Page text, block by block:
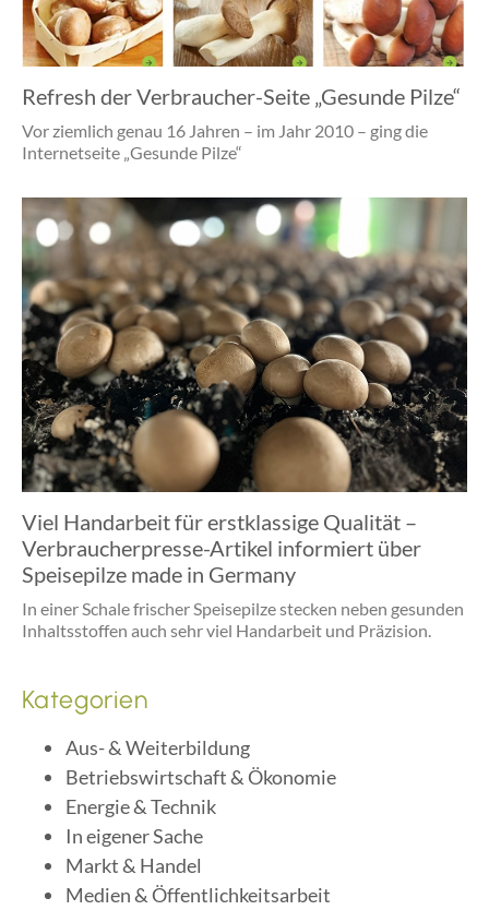
Refresh der Verbraucher-Seite „Gesunde Pilze“
Vor ziemlich genau 16 Jahren – im Jahr 2010 – ging die
Internetseite „Gesunde Pilze“
Viel Handarbeit für erstklassige Qualität –
Verbraucherpresse-Artikel informiert über
Speisepilze made in Germany
In einer Schale frischer Speisepilze stecken neben gesunden
Inhaltsstoffen auch sehr viel Handarbeit und Präzision.
Kategorien
Aus- & Weiterbildung
Betriebswirtschaft & Ökonomie
Energie & Technik
In eigener Sache
Markt & Handel
Medien & Öffentlichkeitsarbeit